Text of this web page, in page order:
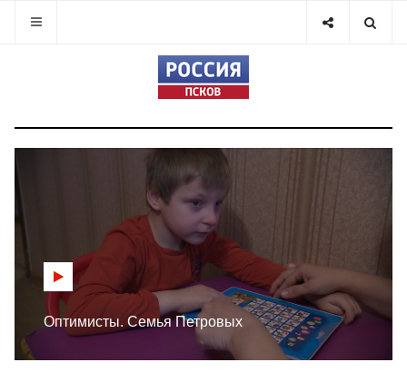
Оптимисты. Семья Петровых